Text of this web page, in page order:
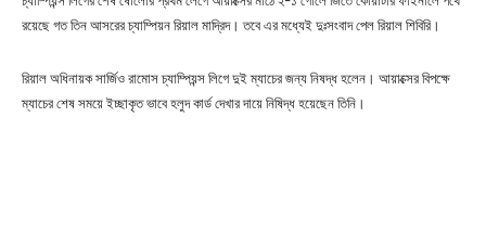
রয়েছে গত তিন আসরের চ্যাম্পিয়ন রিয়াল মাদ্রিদ। তবে এর মধ্যেই দুঃসংবাদ পেল রিয়াল শিবিরি।
রিয়াল অধিনায়ক সার্জিও রামোস চ্যাম্পিয়ন্স লিগে দুই ম্যাচের জন্য নিষদ্ধ হলেন। আয়াক্সের বিপক্ষে
ম্যাচের শেষ সময়ে ইচ্ছাকৃত ভাবে হলুদ কার্ড দেখার দায়ে নিষিদ্ধ হয়েছেন তিনি।